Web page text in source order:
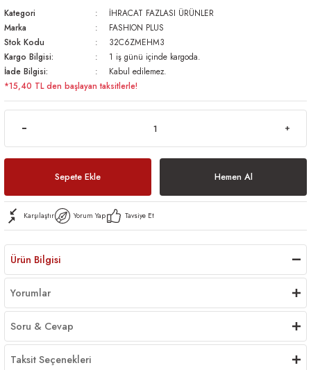
Kategori
İHRACAT FAZLASI ÜRÜNLER
Marka
FASHION PLUS
Stok Kodu
32C6ZMEHM3
Kargo Bilgisi:
1 iş günü içinde kargoda.
İade Bilgisi:
Kabul edilemez.
*15,40 TL den başlayan taksitlerle!
Sepete Ekle Hemen Al
Karşılaştır Yorum Yap Tavsiye Et
Ürün Bilgisi
Yorumlar
Soru & Cevap
Taksit Seçenekleri